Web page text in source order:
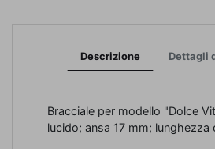
Descrizione Dettagli
Bracciale per modello "Dolce
lucido; ansa 17 mm; lunghezza